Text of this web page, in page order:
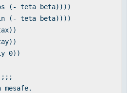
(- teta beta))))
(- teta beta))))
0))